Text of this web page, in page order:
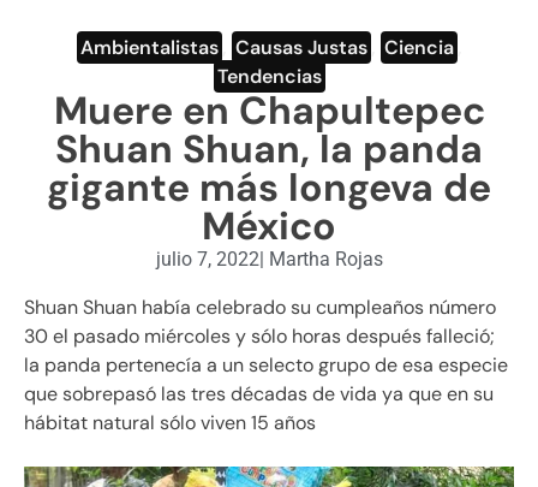
ENGLISH SECTION
VIDEOS
Ambientalistas Causas Justas Ciencia
Tendencias
Muere en Chapultepec
Shuan Shuan, la panda
gigante más longeva de
México
julio 7, 2022| Martha Rojas
Shuan Shuan había celebrado su cumpleaños número
30 el pasado miércoles y sólo horas después falleció;
la panda pertenecía a un selecto grupo de esa especie
que sobrepasó las tres décadas de vida ya que en su
hábitat natural sólo viven 15 años